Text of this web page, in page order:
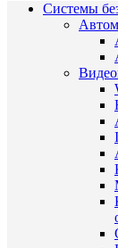
Системы